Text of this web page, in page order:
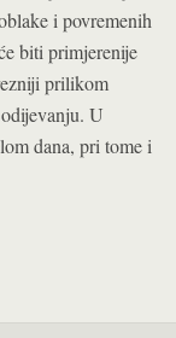
i povremenih
biti primjerenije
prilikom
U
dana, pri tome i